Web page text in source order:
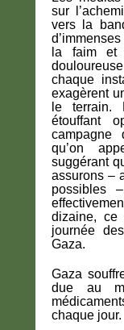
sur
vers la
la faim et
chaque
exagèrent
le terrain.
étouffant
campagne
qu’on
suggérant
assurons –
possibles
dizaine, ce
journée
Gaza.
Gaza
due au
chaque jour.